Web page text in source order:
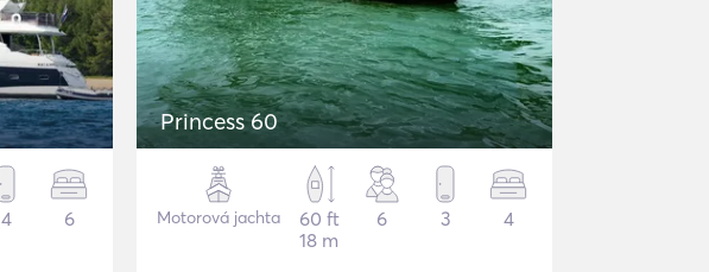
4 6
Princess 60
Motorová jachta
60 ft
18 m
6 3 4